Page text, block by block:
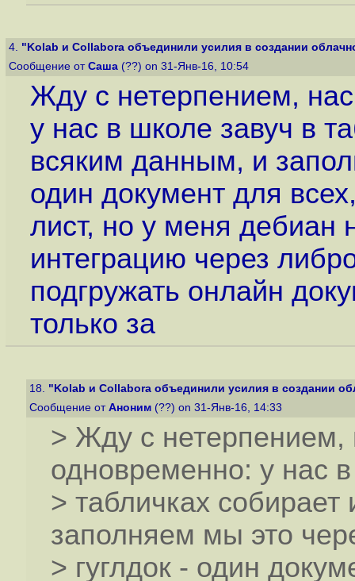
4. "Kolab и Collabora объединили усилия в создании
Сообщение от Саша (??) on 31-Янв-16, 10:54
Жду с нетерпением,
у нас в школе завуч в
всяким данным, и
один документ для
лист, но у меня дебиан
интеграцию через
подгружать онлайн
только за
18. "Kolab и Collabora объединили усилия в создании
Сообщение от Аноним (??) on 31-Янв-16, 14:33
> Жду с нетерпением,
одновременно: у нас
> табличках
заполняем мы это
> гуглдок - один